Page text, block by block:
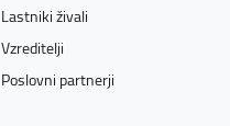
Lastniki živali
Vzreditelji
Poslovni partnerji